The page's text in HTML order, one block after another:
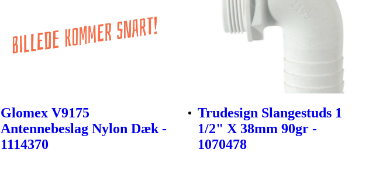
Glomex V9175
Antennebeslag Nylon Dæk -
1114370
Trudesign Slangestuds 1
1/2" X 38mm 90gr -
1070478